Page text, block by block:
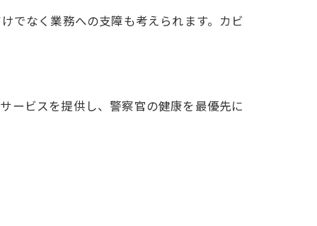
でなく業務への支障も考えられます。カビ
ービスを提供し、警察官の健康を最優先に